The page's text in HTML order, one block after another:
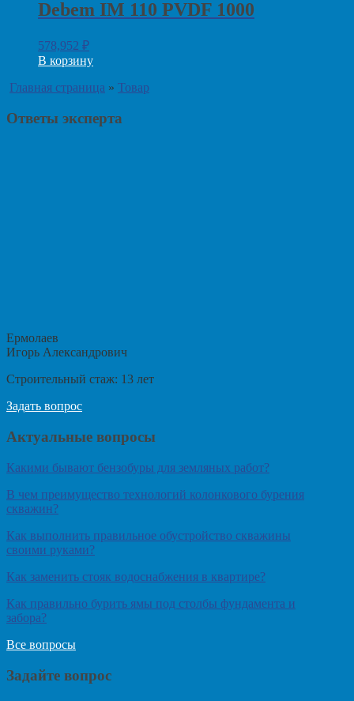
Debem IM 110 PVDF 1000
578,952 ₽
В корзину
Главная страница » Товар
Ответы эксперта
Ермолаев
Игорь Александрович
Строительный стаж: 13 лет
Задать вопрос
Актуальные вопросы
Какими бывают бензобуры для земляных работ?
В чем преимущество технологий колонкового бурения
скважин?
Как выполнить правильное обустройство скважины
своими руками?
Как заменить стояк водоснабжения в квартире?
Как правильно бурить ямы под столбы фундамента и
забора?
Все вопросы
Задайте вопрос